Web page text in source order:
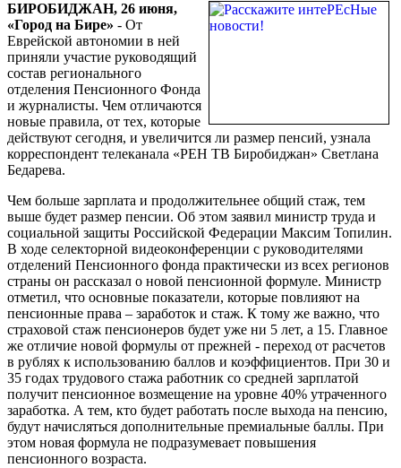
которой
планируется
начислять
пособия
по
старости
БИРОБИДЖАН, 26 июня,
«Город на Бире» - От
Еврейской автономии в ней
приняли участие руководящий
состав регионального
отделения Пенсионного Фонда
и журналисты. Чем отличаются
новые правила, от тех, которые
действуют сегодня, и увеличится ли размер пенсий, узнала
корреспондент телеканала «РЕН ТВ Биробиджан» Светлана
Бедарева.
Чем больше зарплата и продолжительнее общий стаж, тем
выше будет размер пенсии. Об этом заявил министр труда и
социальной защиты Российской Федерации Максим Топилин.
В ходе селекторной видеоконференции с руководителями
отделений Пенсионного фонда практически из всех регионов
страны он рассказал о новой пенсионной формуле. Министр
отметил, что основные показатели, которые повлияют на
пенсионные права – заработок и стаж. К тому же важно, что
страховой стаж пенсионеров будет уже ни 5 лет, а 15. Главное
же отличие новой формулы от прежней - переход от расчетов
в рублях к использованию баллов и коэффициентов. При 30 и
35 годах трудового стажа работник со средней зарплатой
получит пенсионное возмещение на уровне 40% утраченного
заработка. А тем, кто будет работать после выхода на пенсию,
будут начисляться дополнительные премиальные баллы. При
этом новая формула не подразумевает повышения
пенсионного возраста.